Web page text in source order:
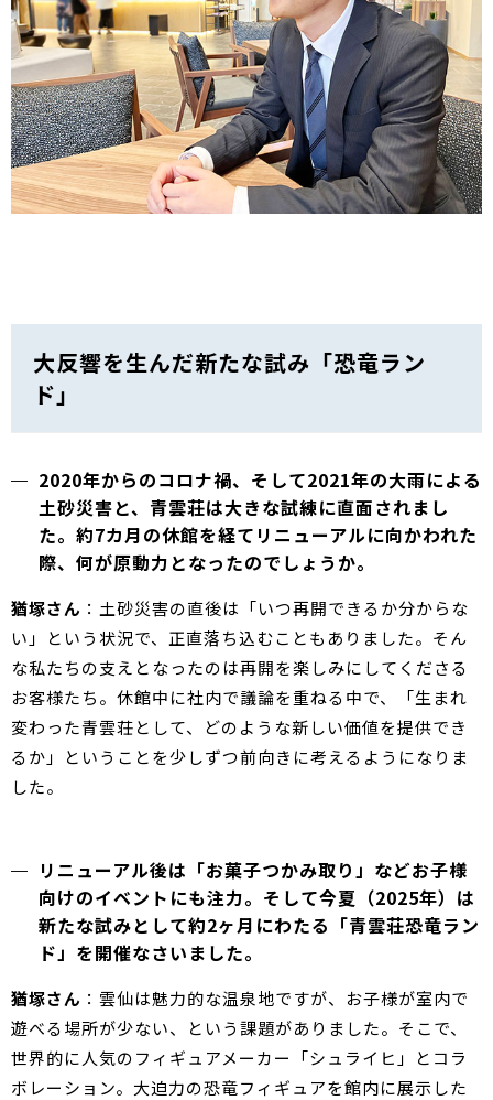
大反響を生んだ新たな試み「恐竜ラン
ド」
2020年からのコロナ禍、そして2021年の大雨による
土砂災害と、青雲荘は大きな試練に直面されまし
た。約7カ月の休館を経てリニューアルに向かわれた
際、何が原動力となったのでしょうか。
猶塚さん ：土砂災害の直後は「いつ再開できるか分からな
い」という状況で、正直落ち込むこともありました。そん
な私たちの支えとなったのは再開を楽しみにしてくださる
お客様たち。休館中に社内で議論を重ねる中で、「生まれ
変わった青雲荘として、どのような新しい価値を提供でき
るか」ということを少しずつ前向きに考えるようになりま
した。
リニューアル後は「お菓子つかみ取り」などお子様
向けのイベントにも注力。そして今夏（2025年）は
新たな試みとして約2ヶ月にわたる「青雲荘恐竜ラン
ド」を開催なさいました。
猶塚さん ：雲仙は魅力的な温泉地ですが、お子様が室内で
遊べる場所が少ない、という課題がありました。そこで、
世界的に人気のフィギュアメーカー「シュライヒ」とコラ
ボレーション。大迫力の恐竜フィギュアを館内に展示した